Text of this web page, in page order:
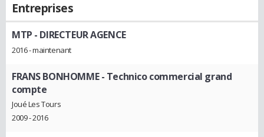
Entreprises
MTP - DIRECTEUR AGENCE
2016 - maintenant
FRANS BONHOMME- Technico commercial grand
compte
Joué Les Tours
2009 - 2016